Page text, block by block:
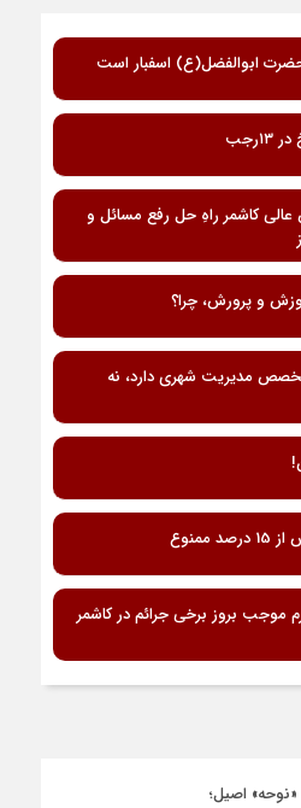
ابوالفضل(ع) اسفبار است
عالی کاشمر راهِ حل رفع مسائل و
و پرورش، چرا؟
مدیریت شهری دارد، نه
موجب بروز برخی جرائم در کاشمر
«نوحه» اصیل؛